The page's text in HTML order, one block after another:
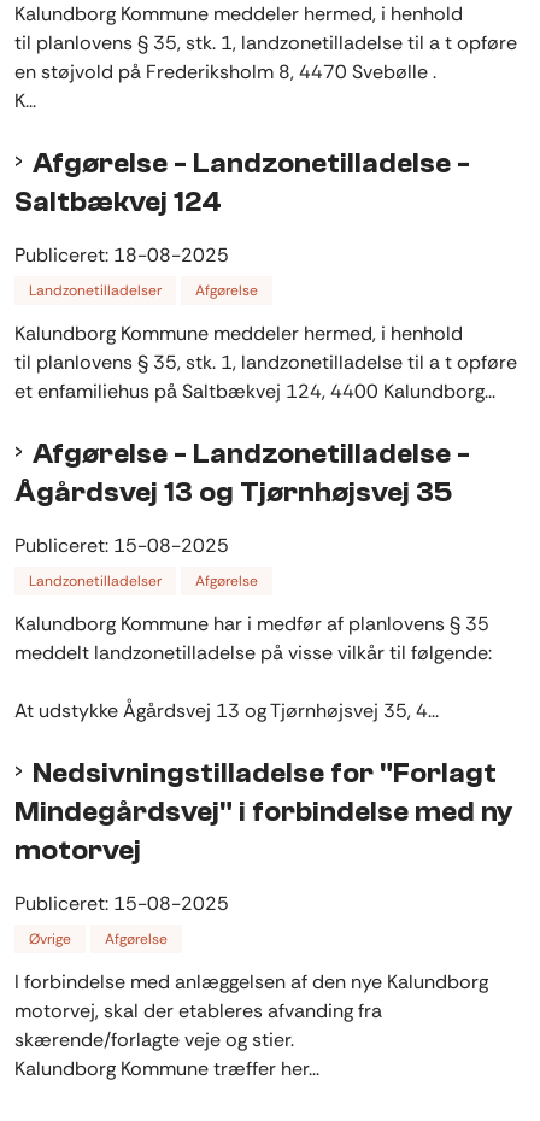
Kalundborg Kommune meddeler hermed, i henhold
til planlovens § 35, stk. 1, landzonetilladelse til a t opføre
en støjvold på Frederiksholm 8, 4470 Svebølle .
K...
Afgørelse - Landzonetilladelse -
Saltbækvej 124
Publiceret: 18-08-2025
Landzonetilladelser Afgørelse
Kalundborg Kommune meddeler hermed, i henhold
til planlovens § 35, stk. 1, landzonetilladelse til a t opføre
et enfamiliehus på Saltbækvej 124, 4400 Kalundborg...
Afgørelse - Landzonetilladelse -
Ågårdsvej 13 og Tjørnhøjsvej 35
Publiceret: 15-08-2025
Landzonetilladelser Afgørelse
Kalundborg Kommune har i medfør af planlovens § 35
meddelt landzonetilladelse på visse vilkår til følgende:
At udstykke Ågårdsvej 13 og Tjørnhøjsvej 35, 4...
Nedsivningstilladelse for "Forlagt
Mindegårdsvej" i forbindelse med ny
motorvej
Publiceret: 15-08-2025
Øvrige Afgørelse
I forbindelse med anlæggelsen af den nye Kalundborg
motorvej, skal der etableres afvanding fra
skærende/forlagte veje og stier.
Kalundborg Kommune træffer her...